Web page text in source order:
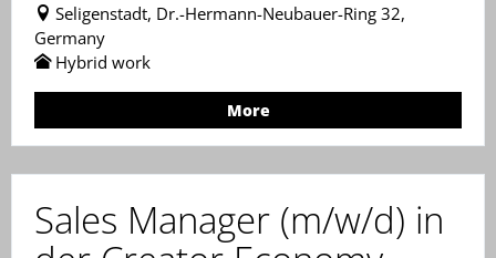
Seligenstadt, Dr.-Hermann-Neubauer-Ring 32,
Germany
Hybrid work
More
Sales Manager (m/w/d) in